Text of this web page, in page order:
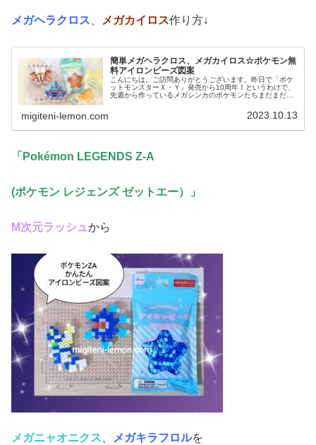
メガヘラクロス メガカイロス作り方↓
簡単メガヘラクロス、メガカイロス☆ポケモン無
料アイロンビーズ図案
こんにちは。ご訪問ありがとうございます。昨日で「ポケ
ットモンスターＸ・Ｙ」発売から10周年！というわけで、
先週から作っているメガシンカのポケモンたちまだまだ作
migiteni-lemon.com 2023.10.13
「Pokémon LEGENDS Z-A
(ポケモン レジェンズ ゼットエー） 」
М次元ラッシュから
メガニャオニクス メガキラフロルを